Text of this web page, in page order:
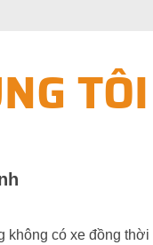
TÔI
Anh
rất tuyệt.